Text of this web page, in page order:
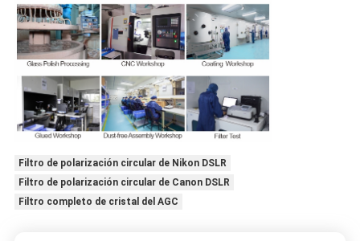
Filtro de polarización circular de Nikon DSLR
Filtro de polarización circular de Canon DSLR
Filtro completo de cristal del AGC